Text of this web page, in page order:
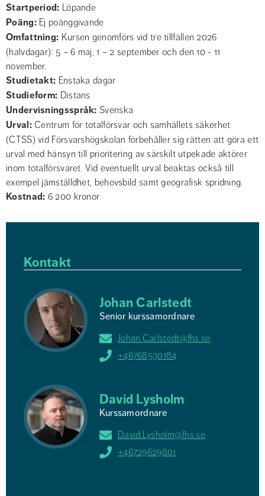
Startperiod Löpande
Poäng Ej poänggivande
Omfattning Kursen genomförs vid tre tillfällen 2026
(halvdagar): 5 – 6 maj, 1 – 2 september och den 10 - 11
november.
Studietakt Enstaka dagar
Studieform Distans
Undervisnings­språk Svenska
Urval Centrum för totalförsvar och samhällets säkerhet
(CTSS) vid Försvarshögskolan förbehåller sig rätten att göra ett
urval med hänsyn till prioritering av särskilt utpekade aktörer
inom totalförsvaret. Vid eventuellt urval beaktas också till
exempel jämställdhet, behovsbild samt geografisk spridning.
Kostnad 6 200 kronor
Kontakt
Johan Carlstedt
Senior kurssamordnare
Johan.Carlstedt@fhs.se
+46768530184
David Lysholm
Kurssamordnare
David.Lysholm@fhs.se
+46729629801